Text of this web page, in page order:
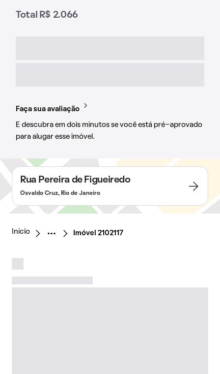
Total R$ 2.066
Faça sua avaliação
E descubra em dois minutos se você está pré-aprovado
para alugar esse imóvel.
Rua Pereira de Figueiredo
Osvaldo Cruz, Rio de Janeiro
Início Imóvel 2102117